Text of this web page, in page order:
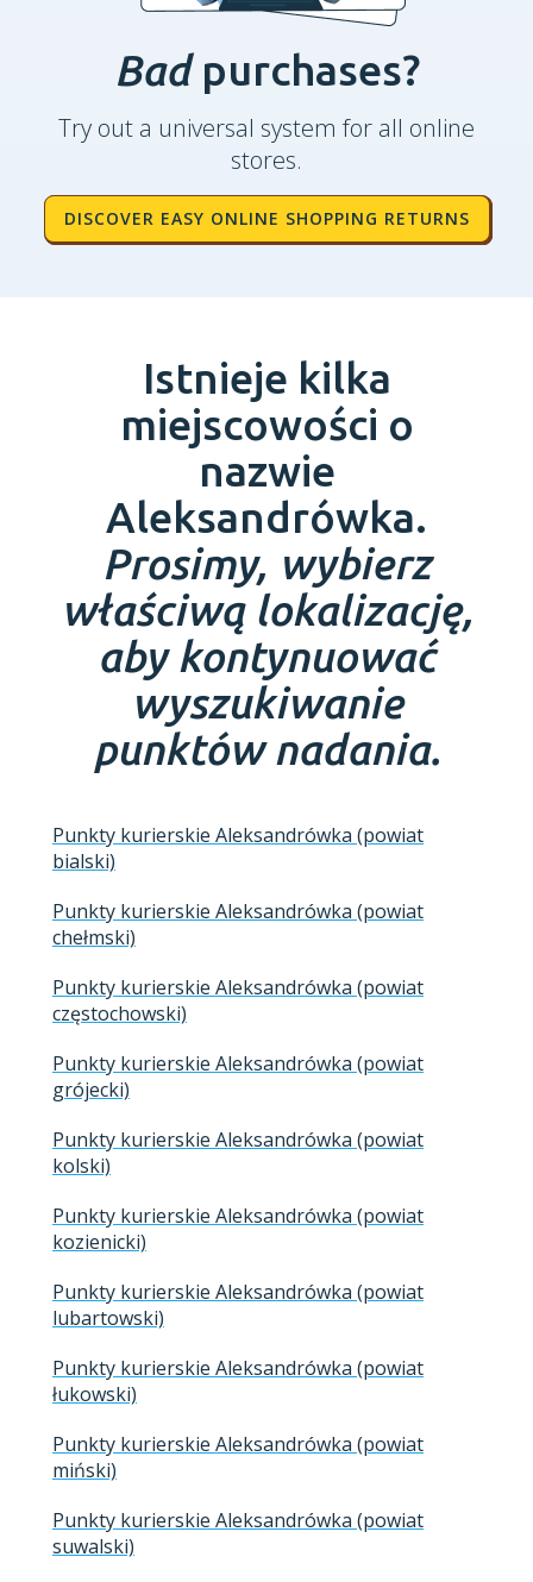
Bad purchases?
Try out a universal system for all online
stores.
DISCOVER EASY ONLINE SHOPPING RETURNS
Istnieje kilka
miejscowości o
nazwie
Aleksandrówka.
Prosimy, wybierz
właściwą lokalizację,
aby kontynuować
wyszukiwanie
punktów nadania.
Punkty kurierskie Aleksandrówka (powiat
bialski)
Punkty kurierskie Aleksandrówka (powiat
chełmski)
Punkty kurierskie Aleksandrówka (powiat
częstochowski)
Punkty kurierskie Aleksandrówka (powiat
grójecki)
Punkty kurierskie Aleksandrówka (powiat
kolski)
Punkty kurierskie Aleksandrówka (powiat
kozienicki)
Punkty kurierskie Aleksandrówka (powiat
lubartowski)
Punkty kurierskie Aleksandrówka (powiat
łukowski)
Punkty kurierskie Aleksandrówka (powiat
miński)
Punkty kurierskie Aleksandrówka (powiat
suwalski)